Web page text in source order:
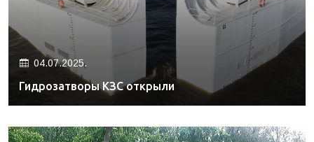
04.07.2025.
Гидрозатворы КЗС открыли